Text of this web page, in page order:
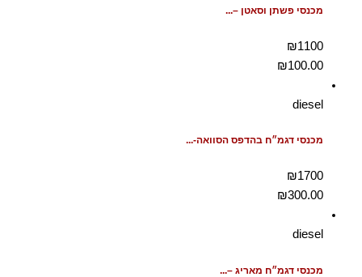
מכנסי פשתן וסאטן –...
₪1100
₪100.00
diesel
מכנסי דגמ״ח בהדפס הסוואה-...
₪1700
₪300.00
diesel
מכנסי דגמ״ח מאריג –...